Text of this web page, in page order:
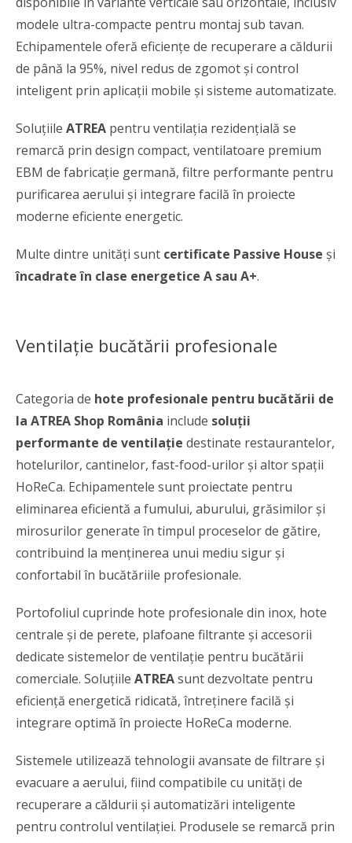
modele ultra-compacte pentru montaj sub tavan.
Echipamentele oferă eficiențe de recuperare a căldurii
de până la 95%, nivel redus de zgomot și control
inteligent prin aplicații mobile și sisteme automatizate.
Soluțiile ATREA pentru ventilația rezidențială se
remarcă prin design compact, ventilatoare premium
EBM de fabricație germană, filtre performante pentru
purificarea aerului și integrare facilă în proiecte
moderne eficiente energetic.
Multe dintre unități sunt certificate Passive House și
încadrate în clase energetice A sau A+.
Ventilație bucătării profesionale
Categoria de hote profesionale pentru bucătării de
la ATREA Shop România include soluții
performante de ventilație destinate restaurantelor,
hotelurilor, cantinelor, fast-food-urilor și altor spații
HoReCa. Echipamentele sunt proiectate pentru
eliminarea eficientă a fumului, aburului, grăsimilor și
mirosurilor generate în timpul proceselor de gătire,
contribuind la menținerea unui mediu sigur și
confortabil în bucătăriile profesionale.
Portofoliul cuprinde hote profesionale din inox, hote
centrale și de perete, plafoane filtrante și accesorii
dedicate sistemelor de ventilație pentru bucătării
comerciale. Soluțiile ATREAsunt dezvoltate pentru
eficiență energetică ridicată, întreținere facilă și
integrare optimă în proiecte HoReCa moderne.
Sistemele utilizează tehnologii avansate de filtrare și
evacuare a aerului, fiind compatibile cu unități de
recuperare a căldurii și automatizări inteligente
pentru controlul ventilației. Produsele se remarcă prin